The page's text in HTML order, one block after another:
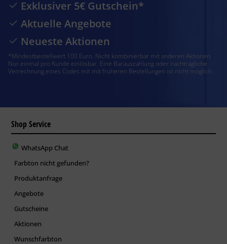
Exklusiver 5€ Gutschein*
Aktuelle Angebote
Neueste Aktionen
*Mindestbestellwert 100 Euro. Nicht kombinierbar mit anderen Aktionen.
Nur einmal pro Kunde einlösbar. Eine Barauszahlung oder nachträgliche
Verrechnung eines Codes mit mit früheren Bestellungen ist nicht möglich.
Shop Service
WhatsApp Chat
Farbton nicht gefunden?
Produktanfrage
Angebote
Gutscheine
Aktionen
Wunschfarbton